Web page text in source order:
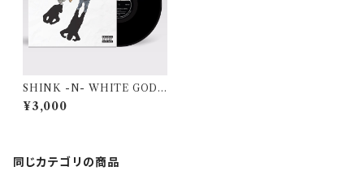
SHINK -N- WHITE GODD
A - ACT FOOL, ACT COO
L 【Vinyl】
¥3,000
同じカテゴリの商品